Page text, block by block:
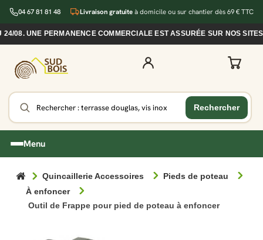
04 67 81 81 48 Livraison gratuite à domicile ou sur chantier dès 69 € TTC
UNE PERMANENCE COMMERCIALE EST ASSURÉE SUR NOS SITES
Menu
Quincaillerie Accessoires
Pieds de poteau
À enfoncer
Outil de Frappe pour pied de poteau à enfoncer